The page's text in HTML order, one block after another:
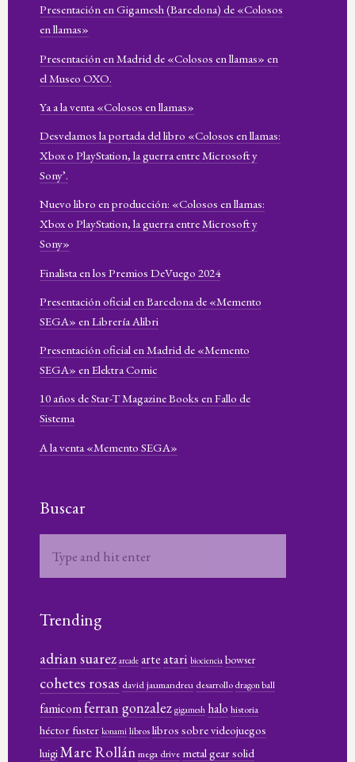
Presentación en Gigamesh (Barcelona) de «Colosos
en llamas»
Presentación en Madrid de «Colosos en llamas» en
el Museo OXO.
Ya a la venta «Colosos en llamas»
Desvelamos la portada del libro «Colosos en llamas:
Xbox o PlayStation, la guerra entre Microsoft y
Sony’.
Nuevo libro en producción: «Colosos en llamas:
Xbox o PlayStation, la guerra entre Microsoft y
Sony»
Finalista en los Premios DeVuego 2024
Presentación oficial en Barcelona de «Memento
SEGA» en Librería Alibri
Presentación oficial en Madrid de «Memento
SEGA» en Elektra Comic
10 años de Star-T Magazine Books en Fallo de
Sistema
A la venta «Memento SEGA»
Buscar
Trending
adrian suarez arcade arteatari biociencia bowser
cohetes rosas david jaumandreu desarrollodragon ball
famicomferran gonzalez gigamesh halo historia
héctor fuster konami libroslibros sobre videojuegos
luigiMarc Rollánmega drive metal gear solid